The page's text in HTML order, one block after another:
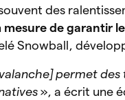
des
mesure de garantir
Snowball,
permet des
», a écrit une